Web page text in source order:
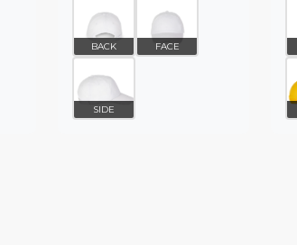
BACK FACE
SIDE